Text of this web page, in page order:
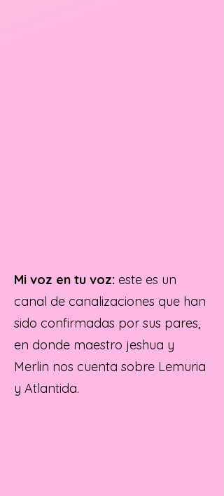
Mi voz en tu voz: este es un
canal de canalizaciones que han
sido confirmadas por sus pares,
en donde maestro jeshua y
Merlin nos cuenta sobre Lemuria
y Atlantida.